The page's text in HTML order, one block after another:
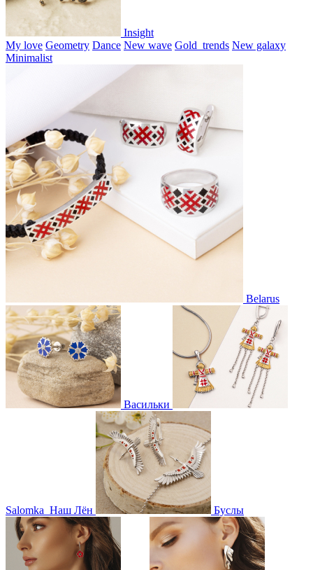
Insight
My love Geometry Dance New wave Gold_trends New galaxy
Minimalist
Belarus
Васильки
Salomka Наш Лён Буслы